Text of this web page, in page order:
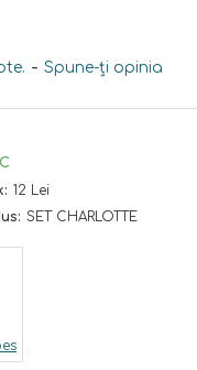
- Spune-ţi opinia
12 Lei
SET CHARLOTTE